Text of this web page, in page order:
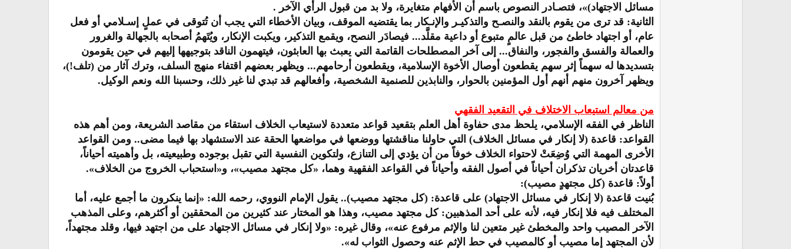
مسائل الاجتهاد)»، فتصـادر النصوص باسم أن الأفهام متغايرة، ولا بد من قبول الرأي الآخر .
الثانية: قد ترى من يقوم بالنقد والنصـح والتذكيـر والإنـكار بما يقتضيه الموقف، وبيان الأخطاء التي يجب أن تُتوقى في عملٍ إسـلامي أو فعل
عام، أو اجتهاد خاطئ من قبل عالمٍ متبوع أو داعية مقلَّد... فيصادَر النصح، ويقمع التذكير، ويكبت الإنكار، ويُتَهمُ أصحابه بالجهالة والغرور
والعمالة والفسق والفجور، والنفاق... إلى آخر المصطلحات القاتمة التي يعبث بها العابثون، فيتهمون الناقد بتوجيهها إليهم في حين يقومون
بتسديدها له سهماً إثر سهم يقطعون أوصال الأخوة الإسلامية، ويقطعون أرحامهم... ويظهر بعضهم اقتفاء منهج السلف، وترك آثار من (تلف!)،
ويظهر آخرون منهم أنهم أول المؤمنين بالحوار، والنابذين للصنمية الشخصية، وأفعالهم قد تبدي لنا غير ذلك، وحسبنا الله ونعم الوكيل.
من معالم استيعاب الاختلاف في التقعيد الفقهي
الناظر في الفقه الإسلامي، يلحظ مدى حفاوة أهل العلم بتقعيد قواعد متعددة لاستيعاب الخلاف استقاء من مقاصد الشريعة، ومن أهم هذه
القواعد: قاعدة (لا إنكار في مسائل الخلاف) التي حاولنا مناقشتها ووضعها في مواضعها الحقة عند الاستشهاد بها فيما مضى.. ومن القواعد
الأخرى المهمة التي وُضِعَتْ لاحتواء الخلاف خوفاً من أن يؤدي إلى التنازع، ولتكوين النفسية التي تقبل بوجوده وطبيعيته، بل وأهميته أحياناً،
قاعدتان أخريان تذكران أحياناً في أصول الفقه وأحياناً في القواعد الفقهية وهما، «كل مجتهد مصيب»، و«استحباب الخروج من الخلاف».
أولاً: قاعدة (كل مجتهدٍ مصيب):
بُنيت قاعدة (لا إنكار في مسائل الاجتهاد) على قاعدة: (كل مجتهد مصيب).. يقول الإمام النووي، رحمه الله: «إنما ينكرون ما أجمع عليه، أما
المختلف فيه فلا إنكار فيه، لأنه على أحد المذهبين: كل مجتهد مصيب، وهذا هو المختار عند كثيرين من المحققين أو أكثرهم، وعلى المذهب
الآخر المصيب واحد والمخطئ غير متعين لنا والإثم مرفوع عنه»، وقال غيره: «ولا إنكار في مسائل الاجتهاد على من اجتهد فيها، وقلد مجتهداً،
لأن المجتهد إما مصيب أو كالمصيب في حط الإثم عنه وحصول الثواب له».